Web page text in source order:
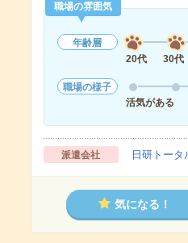
職場の雰囲気
年齢層
20代
30代
職場の様子
活気がある
派遣会社 日研トー
気になる！